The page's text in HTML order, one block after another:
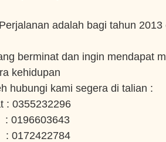
adalah bagi tahun 2013
berminat dan ingin mendapat
kehidupan
hubungi kami segera di talian :
: 0355232296
0196603643
0172422784